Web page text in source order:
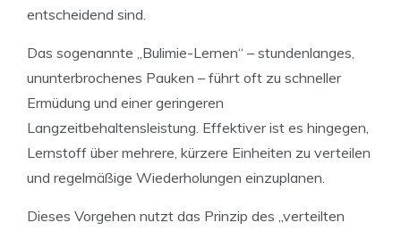
entscheidend sind.
Das sogenannte „Bulimie-Lernen“ – stundenlanges,
ununterbrochenes Pauken – führt oft zu schneller
Ermüdung und einer geringeren
Langzeitbehaltensleistung. Effektiver ist es hingegen,
Lernstoff über mehrere, kürzere Einheiten zu verteilen
und regelmäßige Wiederholungen einzuplanen.
Dieses Vorgehen nutzt das Prinzip des „verteilten